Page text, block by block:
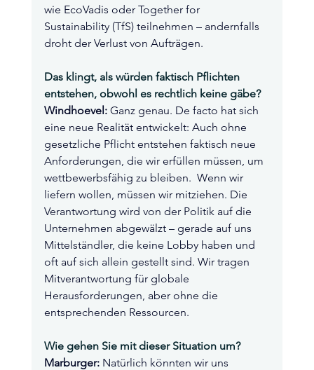
wie EcoVadis oder Together for
Sustainability (TfS) teilnehmen – andernfalls
droht der Verlust von Aufträgen.
Das klingt, als würden faktisch Pflichten
entstehen, obwohl es rechtlich keine gäbe?
Windhoevel: Ganz genau. De facto hat sich
eine neue Realität entwickelt: Auch ohne
gesetzliche Pflicht entstehen faktisch neue
Anforderungen, die wir erfüllen müssen, um
wettbewerbsfähig zu bleiben.  Wenn wir
liefern wollen, müssen wir mitziehen. Die
Verantwortung wird von der Politik auf die
Unternehmen abgewälzt – gerade auf uns
Mittelständler, die keine Lobby haben und
oft auf sich allein gestellt sind. Wir tragen
Mitverantwortung für globale
Herausforderungen, aber ohne die
entsprechenden Ressourcen.
Wie gehen Sie mit dieser Situation um?
Marburger: Natürlich könnten wir uns